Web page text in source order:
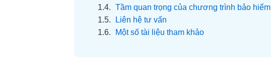
1.4. Tầm quan trọng của chương trình bảo hiểm
1.5.
Liên hệ tư vấn
1.6.
Một số tài liệu tham khảo